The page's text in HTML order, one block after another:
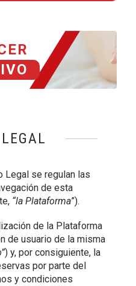
Legal se regulan las
de esta
“la Plataforma”).
de la Plataforma
de usuario de la misma
) y, por consiguiente, la
por parte del
y condiciones